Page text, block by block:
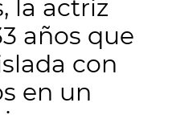
la actriz
años que
con
en un